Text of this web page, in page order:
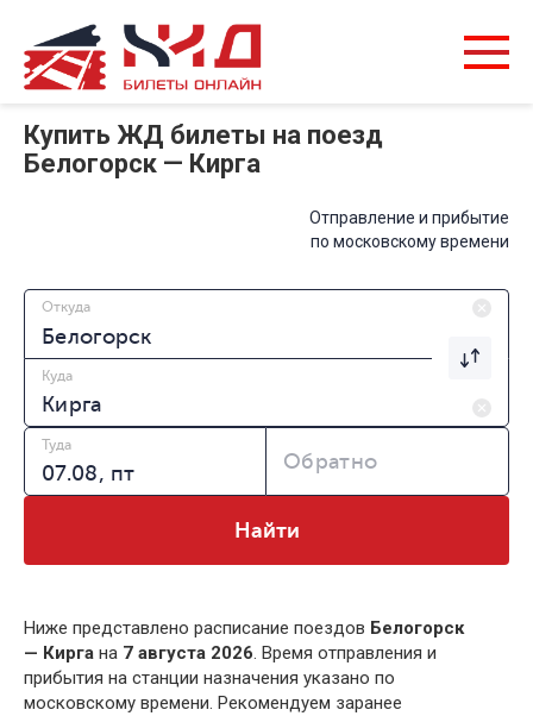
Купить ЖД билеты на поезд
Белогорск — Кирга
Отправление и прибытие
по московскому времени
Откуда
Куда
Туда
Обратно
Найти
Ниже представлено расписание поездов Белогорск
— Кирга на 7 августа 2026. Время отправления и
прибытия на станции назначения указано по
московскому времени. Рекомендуем заранее